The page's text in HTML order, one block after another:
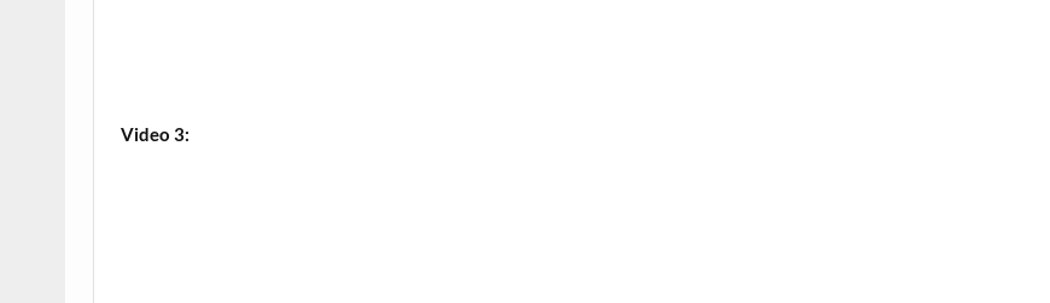
Video 3: